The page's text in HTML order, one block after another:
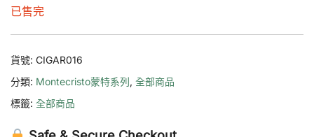
已售完
貨號: CIGAR016
分類: Montecristo蒙特系列, 全部商品
標籤: 全部商品